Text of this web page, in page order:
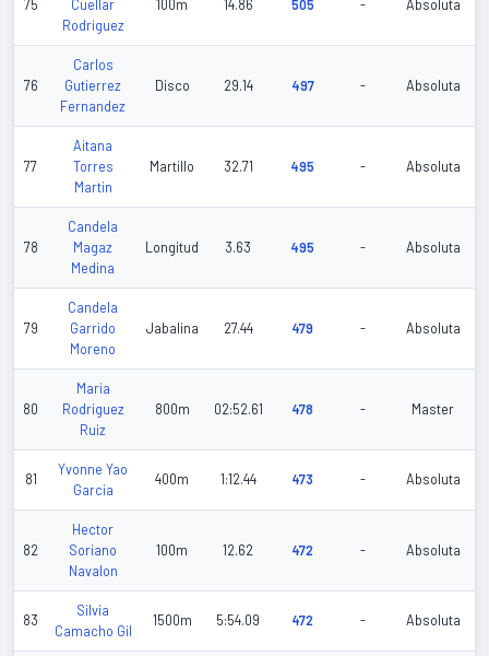
75
Cuellar
Rodriguez
100m 14.86 505 - Absoluta
76
Carlos
Gutierrez
Fernandez
Disco 29.14 497 - Absoluta
77
Aitana
Torres
Martin
Martillo 32.71 495 - Absoluta
78
Candela
Magaz
Medina
Longitud 3.63 495 - Absoluta
79
Candela
Garrido
Moreno
Jabalina 27.44 479 - Absoluta
80
Maria
Rodriguez
Ruiz
800m 02:52.61 478 - Master
81
Yvonne Yao
Garcia
400m 1:12.44 473 - Absoluta
82
Hector
Soriano
Navalon
100m 12.62 472 - Absoluta
83
Silvia
Camacho Gil
1500m 5:54.09 472 - Absoluta